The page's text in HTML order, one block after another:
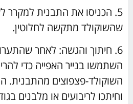
5. הכניסו את התבנית
שהשוקולד מתקשה לחלוטין.
6. חיתוך והגשה: לאחר
השתמשו בנייר האפייה כדי
השוקולד-פצפוצים מהתבנית.
וחיתכו לריבועים או מלבנים